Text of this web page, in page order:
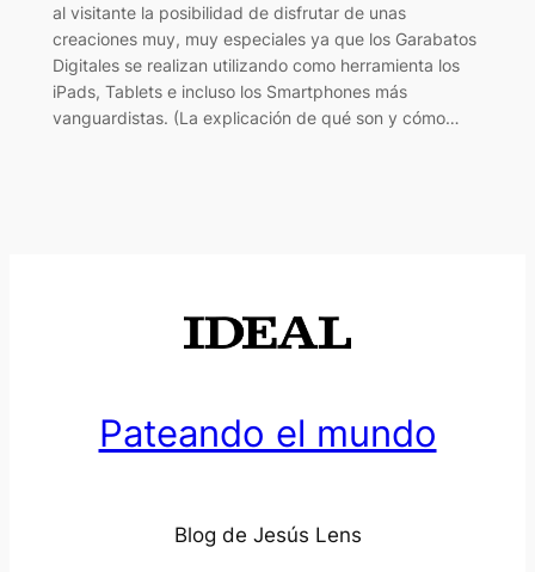
al visitante la posibilidad de disfrutar de unas
creaciones muy, muy especiales ya que los Garabatos
Digitales se realizan utilizando como herramienta los
iPads, Tablets e incluso los Smartphones más
vanguardistas. (La explicación de qué son y cómo…
Pateando el mundo
Blog de Jesús Lens